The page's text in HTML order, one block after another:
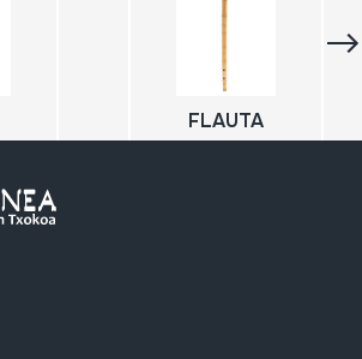
FLAUTA